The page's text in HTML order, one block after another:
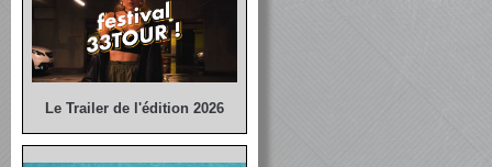
Le Trailer de l'édition 2026